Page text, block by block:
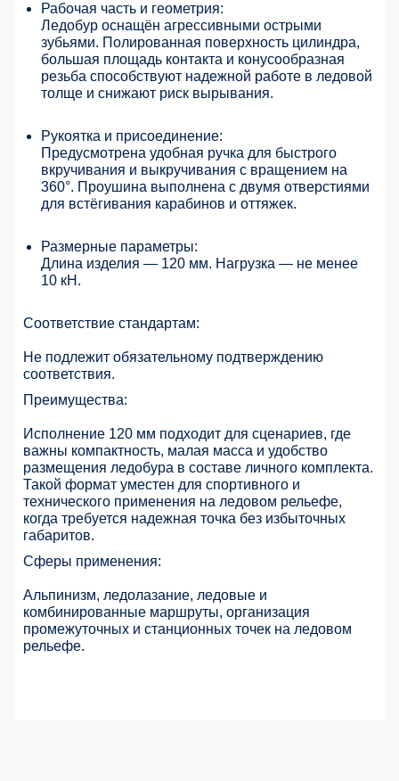
Рабочая часть и геометрия:
Ледобур оснащён агрессивными острыми
зубьями. Полированная поверхность цилиндра,
большая площадь контакта и конусообразная
резьба способствуют надежной работе в ледовой
толще и снижают риск вырывания.
Рукоятка и присоединение:
Предусмотрена удобная ручка для быстрого
вкручивания и выкручивания с вращением на
360°. Проушина выполнена с двумя отверстиями
для встёгивания карабинов и оттяжек.
Размерные параметры:
Длина изделия — 120 мм. Нагрузка — не менее
10 кН.
Соответствие стандартам:
Не подлежит обязательному подтверждению
соответствия.
Преимущества:
Исполнение 120 мм подходит для сценариев, где
важны компактность, малая масса и удобство
размещения ледобура в составе личного комплекта.
Такой формат уместен для спортивного и
технического применения на ледовом рельефе,
когда требуется надежная точка без избыточных
габаритов.
Сферы применения:
Альпинизм, ледолазание, ледовые и
комбинированные маршруты, организация
промежуточных и станционных точек на ледовом
рельефе.